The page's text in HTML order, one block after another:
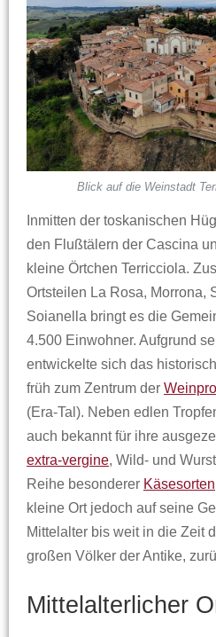
Blick auf die Weinstadt
Inmitten der toskanischen
den Flußtälern der Cascina
kleine Örtchen Terricciola.
Ortsteilen La Rosa, Morrona,
Soianella bringt es die
4.500 Einwohner. Aufgrund
entwickelte sich das
früh zum Zentrum der
(Era-Tal). Neben edlen
auch bekannt für ihre
extra-vergine, Wild- und
Reihe besonderer Käsesorten
kleine Ort jedoch auf seine
Mittelalter bis weit in die Zeit
großen Völker der Antike,
Mittelalterlicher